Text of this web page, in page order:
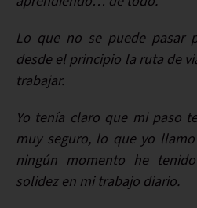
Lo que no se puede pasar
desde el principio la ruta de
trabajar.
Yo tenía claro que mi paso
muy seguro, lo que yo llamo
ningún momento he
solidez en mi trabajo diario.